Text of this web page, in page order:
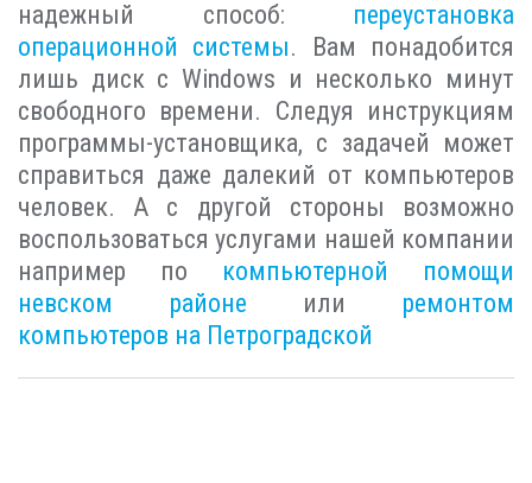
надежный способ: переустановка
операционной системы. Вам понадобится
лишь диск с Windows и несколько минут
свободного времени. Следуя инструкциям
программы-установщика, с задачей может
справиться даже далекий от компьютеров
человек. А с другой стороны возможно
воспользоваться услугами нашей компании
например по компьютерной помощи
невском районе или ремонтом
компьютеров на Петроградской